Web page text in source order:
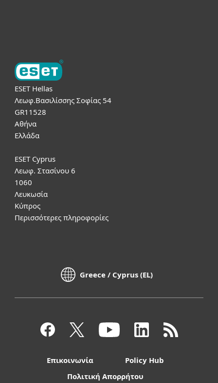
ESET Hellas
Λεωφ.Βασιλίσσης Σοφίας 54
GR11528
Αθήνα
Ελλάδα
ESET Cyprus
Λεωφ. Στασίνου 6
1060
Λευκωσία
Κύπρος
Περισσότερες πληροφορίες
Greece / Cyprus (EL)
Επικοινωνία
Policy Hub
Πολιτική Απορρήτου